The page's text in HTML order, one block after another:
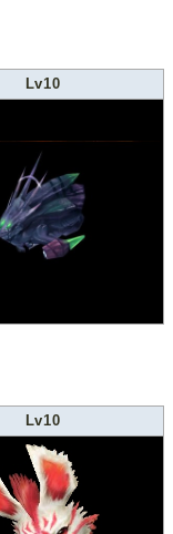
Lv10
Lv10